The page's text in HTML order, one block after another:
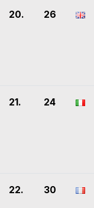
20. 26
21. 24
22. 30